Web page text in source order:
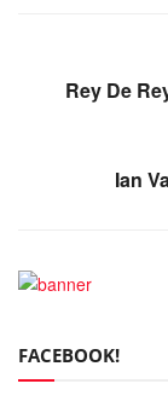
Rey De
Ian
FACEBOOK!